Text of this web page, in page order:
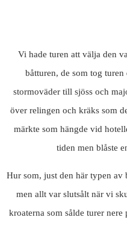
Vi hade turen att välja den
båtturen, de som tog
stormoväder till sjöss och
över relingen och kräks som
märkte som hängde vid
tiden men blåste
Hur som, just den här typen av
men allt var slutsålt när vi
kroaterna som sålde turer